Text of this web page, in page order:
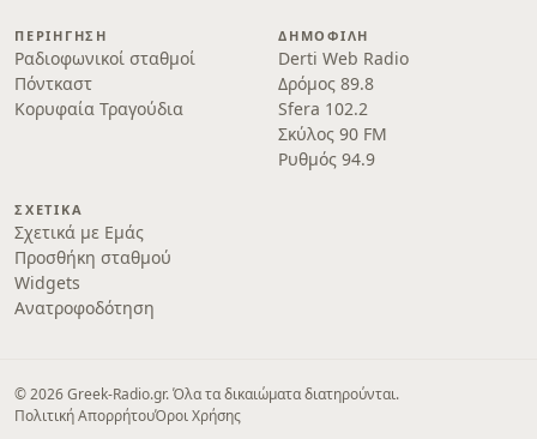
ΠΕΡΙΉΓΗΣΗ
Ραδιοφωνικοί σταθμοί
Πόντκαστ
Κορυφαία Τραγούδια
ΔΗΜΟΦΙΛΉ
Derti Web Radio
Δρόμος 89.8
Sfera 102.2
Σκύλος 90 FM
Ρυθμός 94.9
ΣΧΕΤΙΚΆ
Σχετικά με Εμάς
Προσθήκη σταθμού
Widgets
Ανατροφοδότηση
© 2026 Greek-Radio.gr. Όλα τα δικαιώματα διατηρούνται.
Πολιτική ΑπορρήτουΌροι Χρήσης